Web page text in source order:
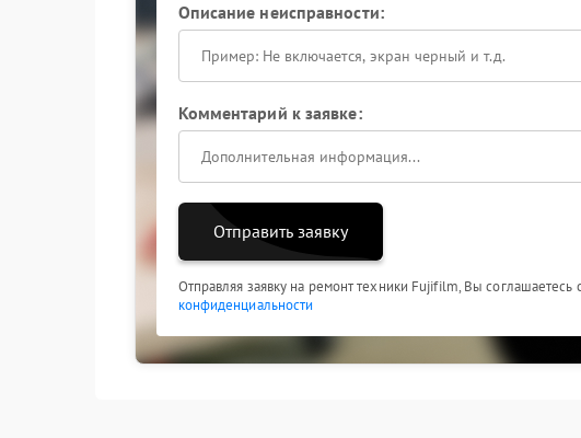
Описание неисправности:
Комментарий к заявке:
Отправить заявку
Отправляя заявку на ремонт техники Fujifilm, Вы соглашаетесь
конфиденциальности